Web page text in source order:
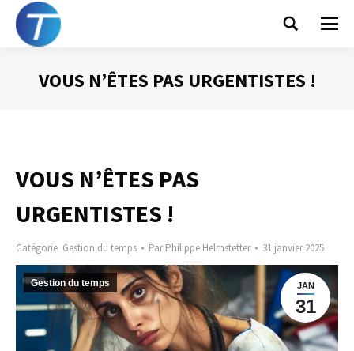
Search:
VOUS N’ÊTES PAS URGENTISTES !
VOUS N’ÊTES PAS
URGENTISTES !
Catégorie Gestion du temps ParPhilippe Helmstetter 31 janvier 2025
JAN
31
Gestion du temps